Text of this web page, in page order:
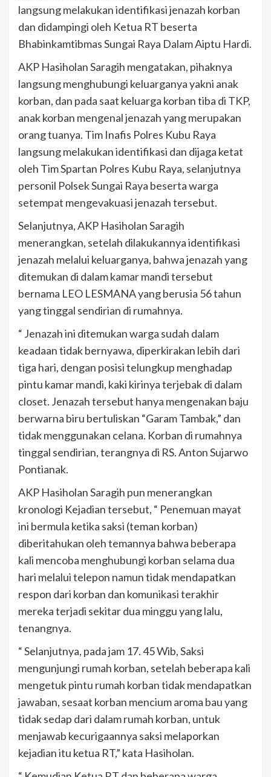
langsung melakukan identifikasi jenazah korban
dan didampingi oleh Ketua RT beserta
Bhabinkamtibmas Sungai Raya Dalam Aiptu Hardi.
AKP Hasiholan Saragih mengatakan, pihaknya
langsung menghubungi keluarganya yakni anak
korban, dan pada saat keluarga korban tiba di TKP,
anak korban mengenal jenazah yang merupakan
orang tuanya. Tim Inafis Polres Kubu Raya
langsung melakukan identifikasi dan dijaga ketat
oleh Tim Spartan Polres Kubu Raya, selanjutnya
personil Polsek Sungai Raya beserta warga
setempat mengevakuasi jenazah tersebut.
Selanjutnya, AKP Hasiholan Saragih
menerangkan, setelah dilakukannya identifikasi
jenazah melalui keluarganya, bahwa jenazah yang
ditemukan di dalam kamar mandi tersebut
bernama LEO LESMANA yang berusia 56 tahun
yang tinggal sendirian di rumahnya.
“ Jenazah ini ditemukan warga sudah dalam
keadaan tidak bernyawa, diperkirakan lebih dari
tiga hari, dengan posisi telungkup menghadap
pintu kamar mandi, kaki kirinya terjebak di dalam
closet. Jenazah tersebut hanya mengenakan baju
berwarna biru bertuliskan “Garam Tambak,” dan
tidak menggunakan celana. Korban di rumahnya
tinggal sendirian, terangnya di RS. Anton Sujarwo
Pontianak.
AKP Hasiholan Saragih pun menerangkan
kronologi Kejadian tersebut, “ Penemuan mayat
ini bermula ketika saksi (teman korban)
diberitahukan oleh temannya bahwa beberapa
kali mencoba menghubungi korban selama dua
hari melalui telepon namun tidak mendapatkan
respon dari korban dan komunikasi terakhir
mereka terjadi sekitar dua minggu yang lalu,
tenangnya.
“ Selanjutnya, pada jam 17. 45 Wib, Saksi
mengunjungi rumah korban, setelah beberapa kali
mengetuk pintu rumah korban tidak mendapatkan
jawaban, sesaat korban mencium aroma bau yang
tidak sedap dari dalam rumah korban, untuk
menjawab kecurigaannya saksi melaporkan
kejadian itu ketua RT,” kata Hasiholan.